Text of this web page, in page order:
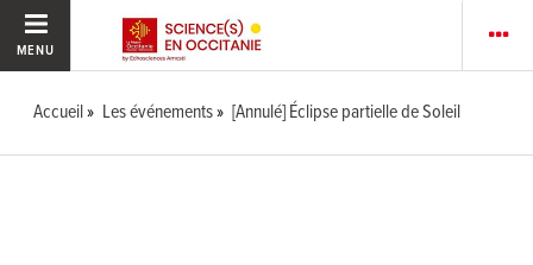
MENU
Accueil Les événements [Annulé] Éclipse partielle de Soleil